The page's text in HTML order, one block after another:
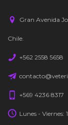
Gran Avenida
Chile.
+562 2558 5658
+569 4236 8317
Lunes - Viernes: